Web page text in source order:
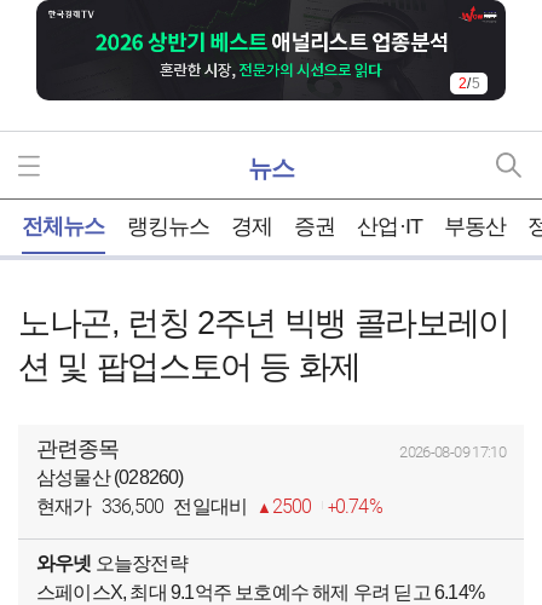
2/5
뉴스
전체뉴스 랭킹뉴스 경제 증권 산업·IT 부동산
노나곤, 런칭 2주년 빅뱅 콜라보레이
션 및 팝업스토어 등 화제
관련종목 2026-08-09 17:10
삼성물산 (028260)
현재가 336,500 전일대비 2500 0.74%
와우넷 오늘장전략
스페이스X, 최대 9.1억주 보호예수 해제 우려 딛고 6.14%